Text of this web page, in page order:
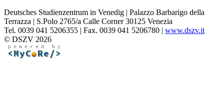
Deutsches Studienzentrum in Venedig | Palazzo Barbarigo della
Terrazza | S.Polo 2765/a Calle Corner 30125 Venezia
Tel. 0039 041 5206355 | Fax. 0039 041 5206780 | www.dszv.it
© DSZV 2026